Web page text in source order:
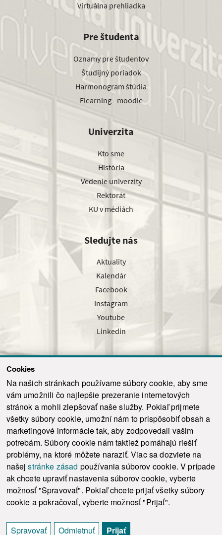
Cookies
Na našich stránkach používame súbory cookie, aby sme
vám umožnili čo najlepšie prezeranie internetových
stránok a mohli zlepšovať naše služby. Pokiaľ prijmete
všetky súbory cookie, umožní nám to prispôsobiť obsah a
marketingové informácie tak, aby zodpovedali vašim
potrebám. Súbory cookie nám taktiež pomáhajú riešiť
problémy, na ktoré môžete naraziť. Viac sa dozviete na
našejstránke zásad používania súborov cookie. V prípade
ak chcete upraviť nastavenia súborov cookie, vyberte
možnosť "Spravovať". Pokiaľ chcete prijať všetky súbory
cookie a pokračovať, vyberte možnosť "Prijať".
Spravovať Odmietnuť Prijať
Virtuálna prehliadka
Pre študenta
Oznamy pre študentov
Študijný poriadok
Harmonogram štúdia
Elearning - moodle
Univerzita
Kto sme
História
Vedenie univerzity
Rektorát
KU v médiách
Sledujte nás
Aktuality
Kalendár
Facebook
Instagram
Youtube
Linkedin
Odoslať
© 2021-2026 ku.sk. Všetky práva vyhradené. | Ochrana osobných údajov
Vyhlásenie o prístupnosti |
Admin
This site is protected by reCAPTCHA and the Google Privacy Policy and Terms of
Service
apply.